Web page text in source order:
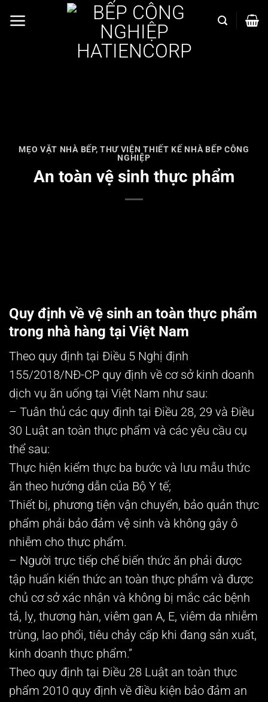
qua
MẸO VẶT NHÀ BẾP,THƯ VIỆN THIẾT KẾ NHÀ BẾP CÔNG
NGHIỆP
An toàn vệ sinh thực phẩm
Quy định về vệ sinh an toàn thực phẩm
trong nhà hàng tại Việt Nam
Theo quy định tại Điều 5 Nghị định
155/2018/NĐ-CP quy định về cơ sở kinh doanh
dịch vụ ăn uống tại Việt Nam như sau:
– Tuân thủ các quy định tại Điều 28, 29 và Điều
30 Luật an toàn thực phẩm và các yêu cầu cụ
thể sau:
Thực hiện kiểm thực ba bước và lưu mẫu thức
ăn theo hướng dẫn của Bộ Y tế;
Thiết bị, phương tiện vận chuyển, bảo quản thực
phẩm phải bảo đảm vệ sinh và không gây ô
nhiễm cho thực phẩm.
– Người trực tiếp chế biến thức ăn phải được
tập huấn kiến thức an toàn thực phẩm và được
chủ cơ sở xác nhận và không bị mắc các bệnh
tả, lỵ, thương hàn, viêm gan A, E, viêm da nhiễm
trùng, lao phổi, tiêu chảy cấp khi đang sản xuất,
kinh doanh thực phẩm.”
Theo quy định tại Điều 28 Luật an toàn thực
phẩm 2010 quy định về điều kiện bảo đảm an